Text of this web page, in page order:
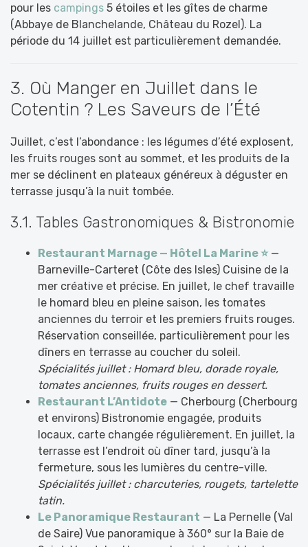
pour les campings 5 étoiles et les gîtes de charme
(Abbaye de Blanchelande, Château du Rozel). La
période du 14 juillet est particulièrement demandée.
3. Où Manger en Juillet dans le
Cotentin ? Les Saveurs de l’Été
Juillet, c’est l’abondance : les légumes d’été explosent,
les fruits rouges sont au sommet, et les produits de la
mer se déclinent en plateaux généreux à déguster en
terrasse jusqu’à la nuit tombée.
3.1. Tables Gastronomiques & Bistronomie
Restaurant Marnage — Hôtel La Marine ⭐—
Barneville-Carteret (Côte des Isles) Cuisine de la
mer créative et précise. En juillet, le chef travaille
le homard bleu en pleine saison, les tomates
anciennes du terroir et les premiers fruits rouges.
Réservation conseillée, particulièrement pour les
dîners en terrasse au coucher du soleil.
Spécialités juillet : Homard bleu, dorade royale,
tomates anciennes, fruits rouges en dessert.
Restaurant L’Antidote — Cherbourg (Cherbourg
et environs) Bistronomie engagée, produits
locaux, carte changée régulièrement. En juillet, la
terrasse est l’endroit où dîner tard, jusqu’à la
fermeture, sous les lumières du centre-ville.
Spécialités juillet : charcuteries, rougets, tartelette
tatin.
Le Panoramique Restaurant — La Pernelle (Val
de Saire) Vue panoramique à 360° sur la Baie de